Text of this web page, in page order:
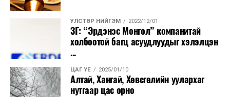
УЛСТӨР НИЙГЭМ 2022/12/01
ЗГ: “Эрдэнэс Монгол” компанитай
холбоотой багц асуудлуудыг хэлэлцэн
...
ЦАГ ҮЕ 2025/01/10
Алтай, Хангай, Хөвсгөлийн уулархаг
нутгаар цас орно